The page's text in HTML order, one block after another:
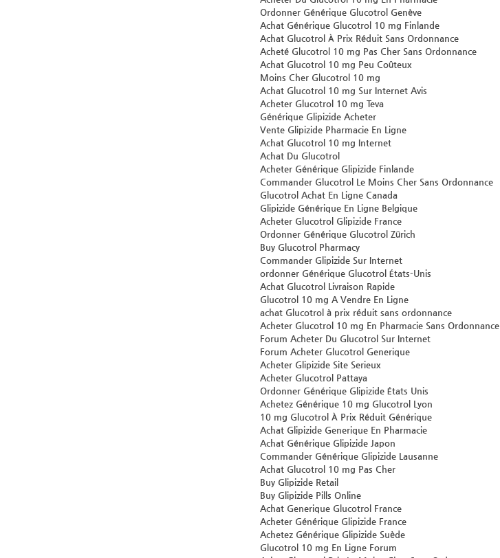
Ordonner Générique Glucotrol Genève
Achat Générique Glucotrol 10 mg Finlande
Achat Glucotrol À Prix Réduit Sans Ordonnance
Acheté Glucotrol 10 mg Pas Cher Sans Ordonnance
Achat Glucotrol 10 mg Peu Coûteux
Moins Cher Glucotrol 10 mg
Achat Glucotrol 10 mg Sur Internet Avis
Acheter Glucotrol 10 mg Teva
Générique Glipizide Acheter
Vente Glipizide Pharmacie En Ligne
Achat Glucotrol 10 mg Internet
Achat Du Glucotrol
Acheter Générique Glipizide Finlande
Commander Glucotrol Le Moins Cher Sans Ordonnance
Glucotrol Achat En Ligne Canada
Glipizide Générique En Ligne Belgique
Acheter Glucotrol Glipizide France
Ordonner Générique Glucotrol Zürich
Buy Glucotrol Pharmacy
Commander Glipizide Sur Internet
ordonner Générique Glucotrol États-Unis
Achat Glucotrol Livraison Rapide
Glucotrol 10 mg A Vendre En Ligne
achat Glucotrol à prix réduit sans ordonnance
Acheter Glucotrol 10 mg En Pharmacie Sans Ordonnance
Forum Acheter Du Glucotrol Sur Internet
Forum Acheter Glucotrol Generique
Acheter Glipizide Site Serieux
Acheter Glucotrol Pattaya
Ordonner Générique Glipizide États Unis
Achetez Générique 10 mg Glucotrol Lyon
10 mg Glucotrol À Prix Réduit Générique
Achat Glipizide Generique En Pharmacie
Achat Générique Glipizide Japon
Commander Générique Glipizide Lausanne
Achat Glucotrol 10 mg Pas Cher
Buy Glipizide Retail
Buy Glipizide Pills Online
Achat Generique Glucotrol France
Acheter Générique Glipizide France
Achetez Générique Glipizide Suède
Glucotrol 10 mg En Ligne Forum